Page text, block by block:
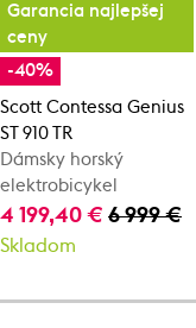
Garancia najlepšej
ceny
-40%
Scott Contessa Genius
ST 910 TR
Dámsky horský
elektrobicykel
4 199,40 € 6 999 €
Skladom